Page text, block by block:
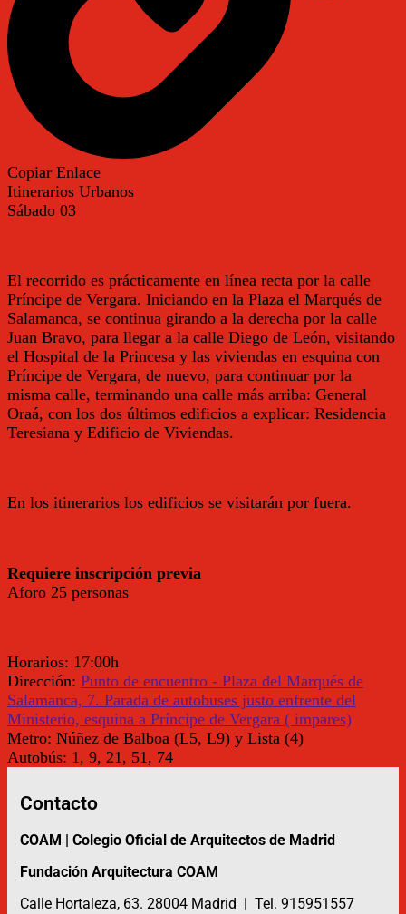
Copiar Enlace
Itinerarios Urbanos
Sábado 03
El recorrido es prácticamente en línea recta por la calle
Príncipe de Vergara. Iniciando en la Plaza el Marqués de
Salamanca, se continua girando a la derecha por la calle
Juan Bravo, para llegar a la calle Diego de León, visitando
el Hospital de la Princesa y las viviendas en esquina con
Príncipe de Vergara, de nuevo, para continuar por la
misma calle, terminando una calle más arriba: General
Oraá, con los dos últimos edificios a explicar: Residencia
Teresiana y Edificio de Viviendas.
En los itinerarios los edificios se visitarán por fuera.
Requiere inscripción previa
Aforo 25 personas
Horarios: 17:00h
Dirección: Punto de encuentro - Plaza del Marqués de
Salamanca, 7. Parada de autobuses justo enfrente del
Ministerio, esquina a Príncipe de Vergara ( impares)
Metro: Núñez de Balboa (L5, L9) y Lista (4)
Autobús: 1, 9, 21, 51, 74
Contacto
COAM | Colegio Oficial de Arquitectos de Madrid
Fundación Arquitectura COAM
Calle Hortaleza, 63. 28004 Madrid | Tel. 915951557